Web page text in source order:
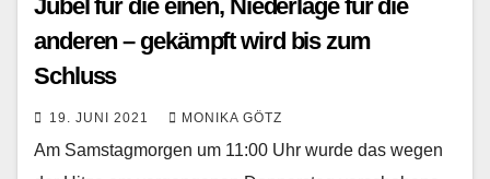
Jubel für die einen, Niederlage für die
anderen – gekämpft wird bis zum
Schluss
19. JUNI 2021 MONIKA GÖTZ
Am Samstagmorgen um 11:00 Uhr wurde das wegen